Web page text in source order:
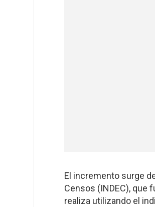
El incremento surge
Censos (INDEC), que
realiza utilizando el